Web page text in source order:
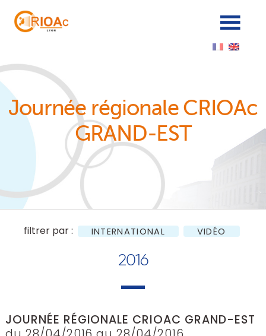
Journée régionale CRIOAc
GRAND-EST
filtrer par : INTERNATIONAL VIDÉO
2016
JOURNÉE RÉGIONALE CRIOAC GRAND-EST
Cookies management panel